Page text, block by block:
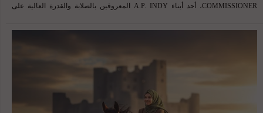
COMMISSIONER، أحد أبناء A.P. INDY المعروفين بالصلابة والقدرة العالية على
السباق، حيث أظهر قدرة فائقة على التحمل والاستمرارية رغم المشاركات المتتالية
وقيادة محترفة قدم المدرب المميز مهدي السبيعي تجهيزاً دقيقاً للجواد، انعكس في
الجواد بذكاء، محافظاً على إيقاع مثالي في منتصف السباق قبل إطلاق الجواد في آخر
600 متر بثقة كاملة. وقد كان العنزي أحد نجوم هذا الأسبوع بأدائه المتميز. مؤشرات